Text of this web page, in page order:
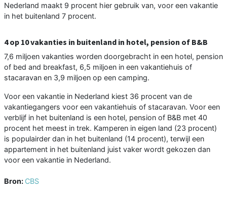
Nederland maakt 9 procent hier gebruik van, voor een vakantie
in het buitenland 7 procent.
4 op 10 vakanties in buitenland in hotel, pension of B&B
7,6 miljoen vakanties worden doorgebracht in een hotel, pension
of bed and breakfast, 6,5 miljoen in een vakantiehuis of
stacaravan en 3,9 miljoen op een camping.
Voor een vakantie in Nederland kiest 36 procent van de
vakantiegangers voor een vakantiehuis of stacaravan. Voor een
verblijf in het buitenland is een hotel, pension of B&B met 40
procent het meest in trek. Kamperen in eigen land (23 procent)
is populairder dan in het buitenland (14 procent), terwijl een
appartement in het buitenland juist vaker wordt gekozen dan
voor een vakantie in Nederland.
Bron: CBS